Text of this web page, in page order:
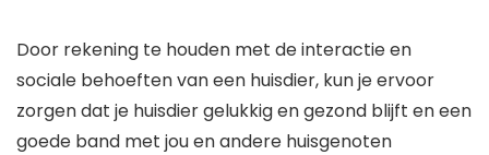
Door rekening te houden met de interactie en
sociale behoeften van een huisdier, kun je ervoor
zorgen dat je huisdier gelukkig en gezond blijft en een
goede band met jou en andere huisgenoten